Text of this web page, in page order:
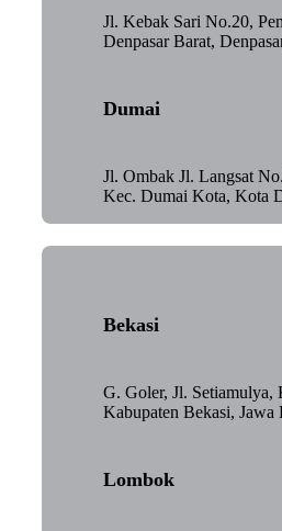
Jl. Kebak Sari No.20,
Denpasar Barat,
Dumai
Jl. Ombak Jl. Langsat
Kec. Dumai Kota, Kota
Bekasi
G. Goler, Jl. Setiamulya,
Kabupaten Bekasi, Jawa
Lombok